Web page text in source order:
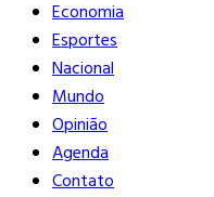
Economia
Esportes
Nacional
Mundo
Opinião
Agenda
Contato